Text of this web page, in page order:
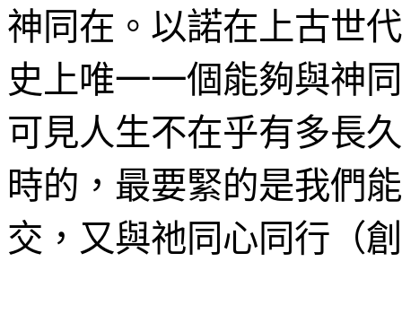
神同在。以諾在上古世
史上唯一一個能夠與神
可見人生不在乎有多長
時的，最要緊的是我們
交，又與祂同心同行（創